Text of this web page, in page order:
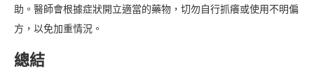
助。醫師會根據症狀開立適當的藥物，切勿自行抓癢或使用不明偏
方，以免加重情況。
總結